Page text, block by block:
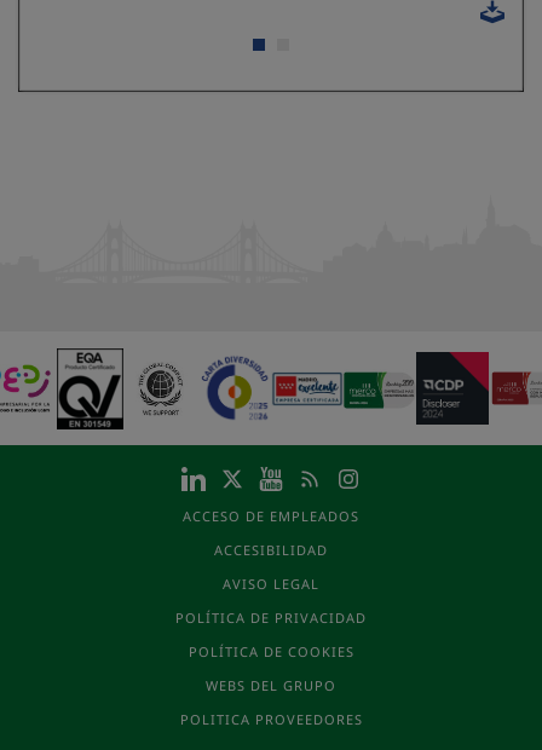
ACCESO DE EMPLEADOS
ACCESIBILIDAD
AVISO LEGAL
POLÍTICA DE PRIVACIDAD
POLÍTICA DE COOKIES
WEBS DEL GRUPO
POLITICA PROVEEDORES